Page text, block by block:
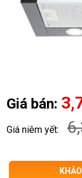
Giá bán:
Giá niêm yết: